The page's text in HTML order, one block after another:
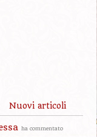
Nuovi articoli
ha commentato